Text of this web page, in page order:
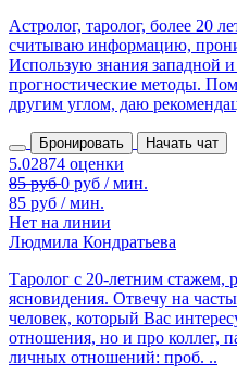
Астролог, таролог, более 20
считываю информацию,
Использую знания западной
прогностические методы.
другим углом, даю
Бронировать Начать чат
85 руб / мин.
Нет на линии
Людмила Кондратьева
Таролог с 20‑летним стажем,
ясновидения. Отвечу на
человек, который Вас
отношения, но и про коллег,
личных отношений: проб. ..